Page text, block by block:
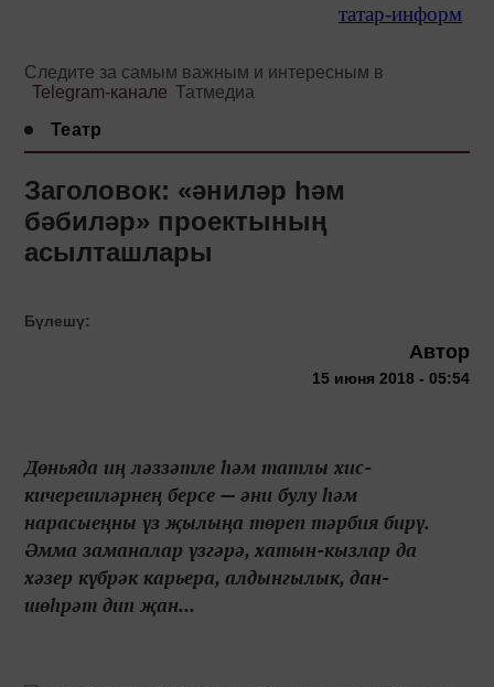
татар-информ
Следите за самым важным и интересным в
Telegram-канале Татмедиа
Театр
Заголовок: «әниләр һәм
бәбиләр» проектының
асылташлары
Бүлешү:
Автор
15 июня 2018 - 05:54
Дөньяда иң ләззәтле һәм татлы хис-
кичерешләрнең берсе — әни булу һәм
нарасыеңны үз җылыңа төреп тәрбия бирү.
Әмма заманалар үзгәрә, хатын-кызлар да
хәзер күбрәк карьера, алдынгылык, дан-
шөһрәт дип җан...